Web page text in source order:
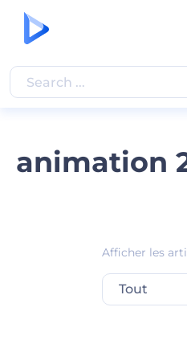
animation
Afficher les
Tout